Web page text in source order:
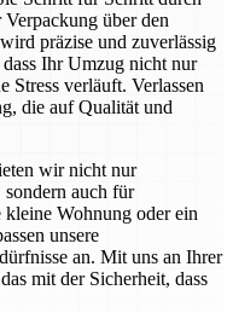
über den
präzise und zuverlässig
Ihr Umzug nicht nur
Stress verläuft. Verlassen
die auf Qualität und
wir nicht nur
auch für
Wohnung oder ein
unsere
an. Mit uns an Ihrer
mit der Sicherheit, dass